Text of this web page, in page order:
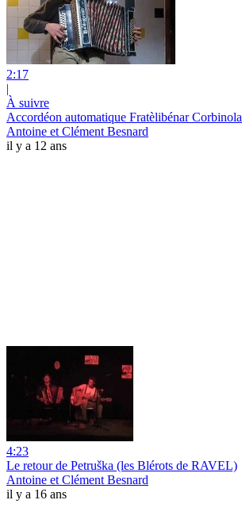
2:17
|
À suivre
Accordéon automatique Fratèlibénar Corbinola
Antoine et Clément Besnard
il y a 12 ans
4:23
Le retour de Petruška (les Blérots de RAVEL)
Antoine et Clément Besnard
il y a 16 ans